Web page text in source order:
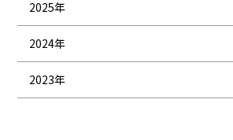
2025年
2024年
2023年